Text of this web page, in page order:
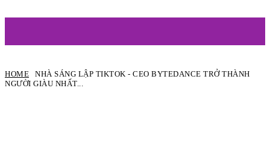
HOME
NHÀ SÁNG LẬP TIKTOK - CEO BYTEDANCE TRỞ THÀNH
NGƯỜI GIÀU NHẤT...